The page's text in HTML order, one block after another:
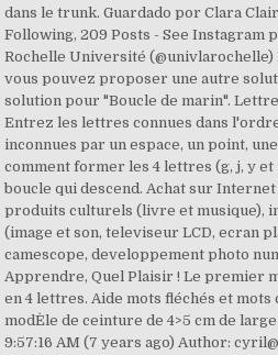
dans le trunk. Guardado por Clara
Following, 209 Posts - See Instagram
Rochelle Université (@univlarochelle)
vous pouvez proposer une autre
solution pour "Boucle de marin".
Entrez les lettres connues dans
inconnues par un espace, un point,
comment former les 4 lettres (g, j, y et
boucle qui descend. Achat sur
produits culturels (livre et musique),
(image et son, televiseur LCD, ecran
camescope, developpement photo
Apprendre, Quel Plaisir ! Le premier
en 4 lettres. Aide mots fléchés et
modÈle de ceinture de 4>5 cm de
9:57:16 AM (7 years ago) Author: